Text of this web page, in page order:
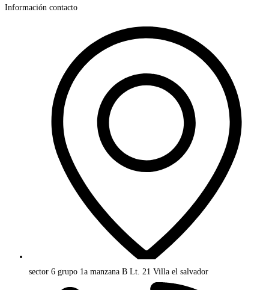
Información contacto
sector 6 grupo 1a manzana B Lt. 21 Villa el salvador